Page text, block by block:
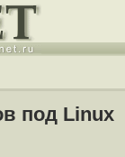
под Linux